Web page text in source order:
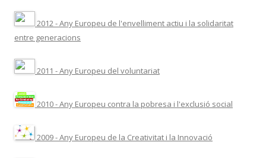
2012 - Any Europeu de l'envelliment actiu i la solidaritat
entre generacions
2011 - Any Europeu del voluntariat
2010 - Any Europeu contra la pobresa i l'exclusió social
2009 - Any Europeu de la Creativitat i la Innovació